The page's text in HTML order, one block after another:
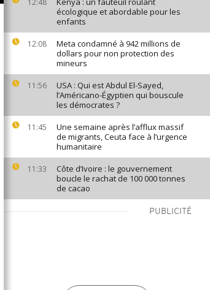
12:48
écologique et abordable pour les
enfants
12:08
Meta condamné à 942 millions de
dollars pour non protection des
mineurs
11:56
USA : Qui est Abdul El-Sayed,
l’Américano-Égyptien qui bouscule
les démocrates ?
11:45
Une semaine après l’afflux massif
de migrants, Ceuta face à l’urgence
humanitaire
11:33
Côte d’Ivoire : le gouvernement
boucle le rachat de 100 000 tonnes
de cacao
PUBLICITÉ